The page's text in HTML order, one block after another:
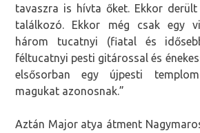
tavaszra is hívta őket. Ekkor
találkozó. Ekkor még csak egy
három tucatnyi (fiatal és
féltucatnyi pesti gitárossal és
elsősorban egy újpesti
magukat azonosnak.”
Aztán Major atya átment